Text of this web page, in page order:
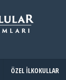
ÖZEL İLKOKULLAR